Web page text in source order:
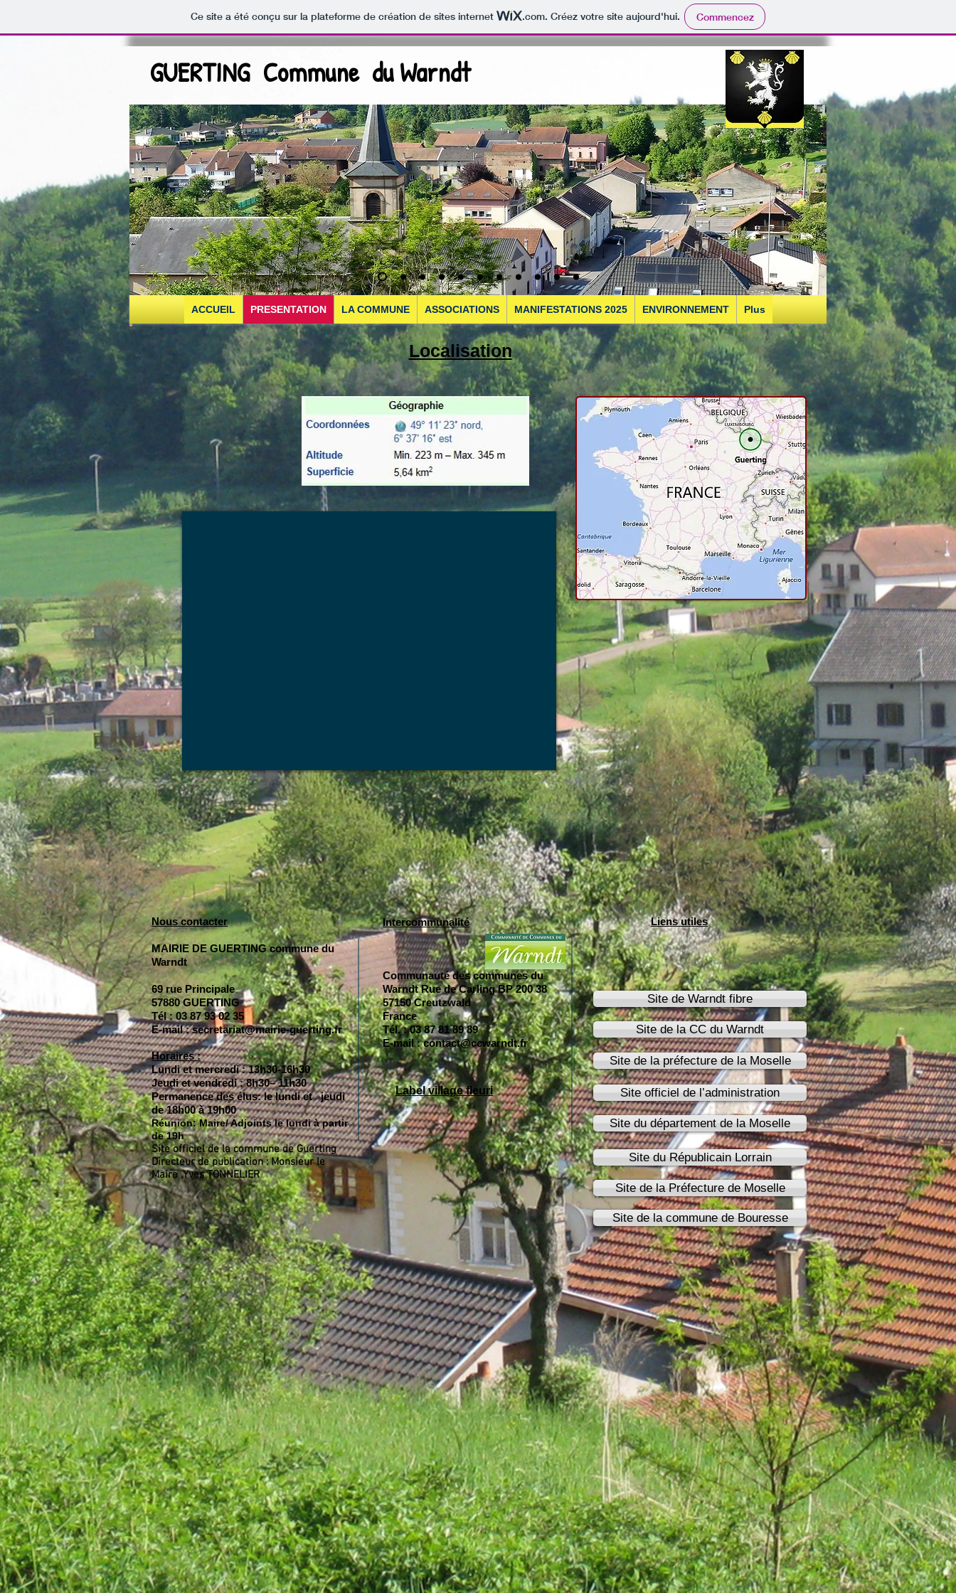
Ce site a été conçu sur la plateforme de création de sites internet .com. Créez votre site aujourd'hui. Commencez
GUERTING Commune du Warndt
Localisation
ACCUEIL PRESENTATION LA COMMUNE ASSOCIATIONS MANIFESTATIONS 2025 ENVIRONNEMENT Plus
Nous contacter
MAIRIE DE GUERTING commune du
Warndt
69 rue Principale
57880 GUERTING
Tél : 03 87 93 02 35
E-mail : secretariat@mairie-guerting.fr
Horaires :
Lundi et mercredi : 13h30-16h30
Jeudi et vendredi : 8h30– 11h30
Permanence des élus: le lundi et jeudi
de 18h00 à 19h00
Réunion: Maire/ Adjoints le lundi à partir
de 19h
Site officiel de la commune de Guerting
Directeur de publication : Monsieur le
Maire ,Yves TONNELIER
Site de la préfecture de la Moselle
Intercommunalité
Communauté des communes du
Warndt Rue de Carling BP 200 38
57150 Creutzwald
France
Tél. : 03 87 81 89 89
E-mail :contact@ccwarndt.fr
Label village fleuri
Site de la CC du Warndt
Liens utiles
Site de Warndt fibre
Site du Républicain Lorrain
Site de la Préfecture de Moselle
Site du département de la Moselle
Site officiel de l’administration
Site de la commune de Bouresse